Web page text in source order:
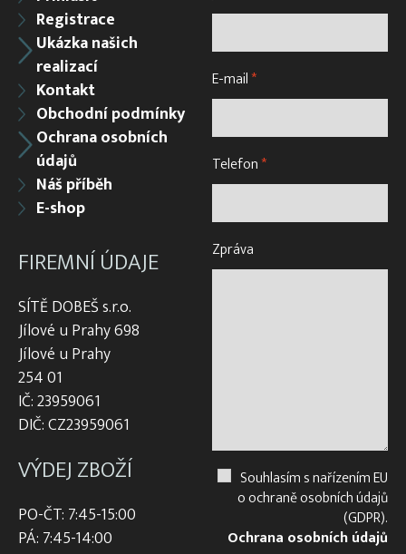
Registrace
Ukázka našich
realizací
Kontakt
Obchodní podmínky
Ochrana osobních
údajů
Náš příběh
E-shop
FIREMNÍ ÚDAJE
SÍTĚ DOBEŠ s.r.o.
Jílové u Prahy 698
Jílové u Prahy
254 01
IČ: 23959061
DIČ: CZ23959061
VÝDEJ ZBOŽÍ
PO-ČT: 7:45-15:00
PÁ: 7:45-14:00
E-mail*
Telefon*
Zpráva
Souhlasím s nařízením EU
o ochraně osobních údajů
(GDPR).
Ochrana osobních údajů